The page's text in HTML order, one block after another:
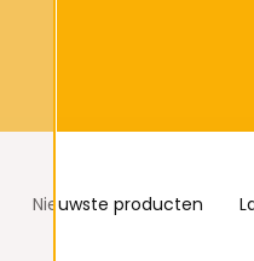
Nieuwste producten